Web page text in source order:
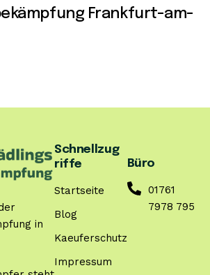
Frankfurt-am-
in
Schnellzug
riffe
Startseite
Blog
Kaeuferschutz
Impressum
Büro
01761
7978 795